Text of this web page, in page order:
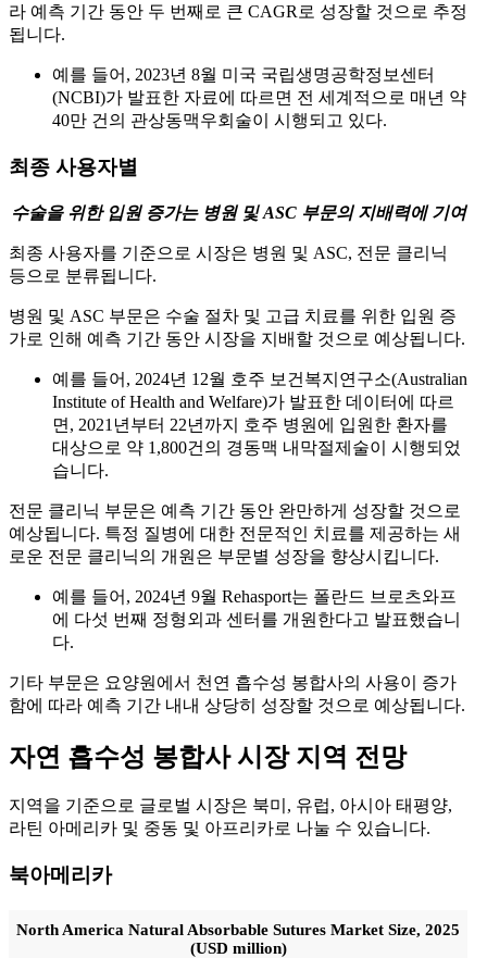
라 예측 기간 동안 두 번째로 큰 CAGR로 성장할 것으로 추정
됩니다.
예를 들어, 2023년 8월 미국 국립생명공학정보센터
(NCBI)가 발표한 자료에 따르면 전 세계적으로 매년 약
40만 건의 관상동맥우회술이 시행되고 있다.
최종 사용자별
수술을 위한 입원 증가는 병원 및 ASC 부문의 지배력에 기여
최종 사용자를 기준으로 시장은 병원 및 ASC, 전문 클리닉
등으로 분류됩니다.
병원 및 ASC 부문은 수술 절차 및 고급 치료를 위한 입원 증
가로 인해 예측 기간 동안 시장을 지배할 것으로 예상됩니다.
예를 들어, 2024년 12월 호주 보건복지연구소(Australian
Institute of Health and Welfare)가 발표한 데이터에 따르
면, 2021년부터 22년까지 호주 병원에 입원한 환자를
대상으로 약 1,800건의 경동맥 내막절제술이 시행되었
습니다.
전문 클리닉 부문은 예측 기간 동안 완만하게 성장할 것으로
예상됩니다. 특정 질병에 대한 전문적인 치료를 제공하는 새
로운 전문 클리닉의 개원은 부문별 성장을 향상시킵니다.
예를 들어, 2024년 9월 Rehasport는 폴란드 브로츠와프
에 다섯 번째 정형외과 센터를 개원한다고 발표했습니
다.
기타 부문은 요양원에서 천연 흡수성 봉합사의 사용이 증가
함에 따라 예측 기간 내내 상당히 성장할 것으로 예상됩니다.
자연 흡수성 봉합사 시장 지역 전망
지역을 기준으로 글로벌 시장은 북미, 유럽, 아시아 태평양,
라틴 아메리카 및 중동 및 아프리카로 나눌 수 있습니다.
북아메리카
North America Natural Absorbable Sutures Market Size, 2025
(USD million)